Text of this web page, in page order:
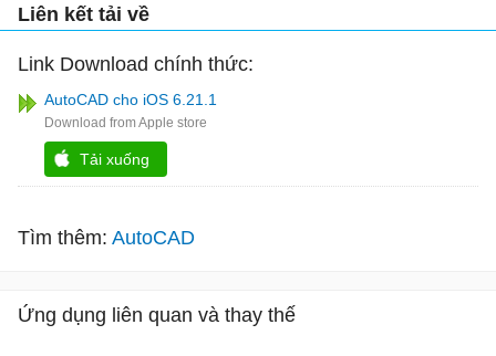
Liên kết tải về
Link Download chính thức:
AutoCAD cho iOS 6.21.1
Tải xuống
Tìm thêm: AutoCAD
Ứng dụng liên quan và thay thế